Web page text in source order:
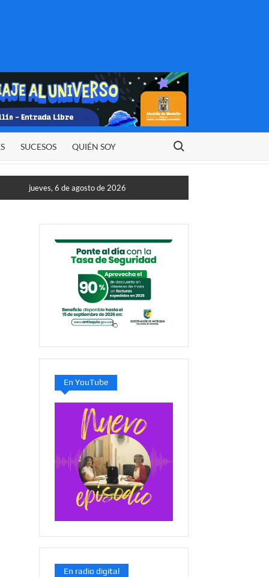
SUCESOS QUIÉN SOY
Buscar:
jueves, 6 de agosto de 2026
En YouTube
En radio digital